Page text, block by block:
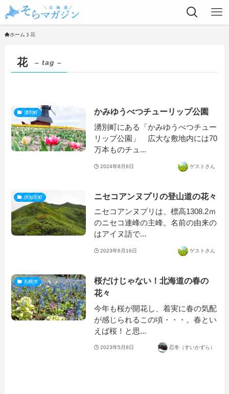
ホーム 花
花 – tag –
湧別町 かみゆうべつチューリップ公園
湧別町にある「かみゆうべつチュー
リップ公園」 広大な敷地内には70
万本ものチュ...
2024年8月6日 ゲストさん
倶知安町 ニセコアンヌプリの登山道の花々
ニセコアンヌプリは、標高1308.2ｍ
のニセコ連峰の主峰。名前の由来の
はアイヌ語で...
2023年6月16日 ゲストさん
札幌市
桜だけじゃない！北海道の春の
花々
今年も桜が開花し、着実に春の気配
が感じられるこの頃・・・。春とい
えば桜！と思...
2023年5月8日 忍冬（すいかずら）